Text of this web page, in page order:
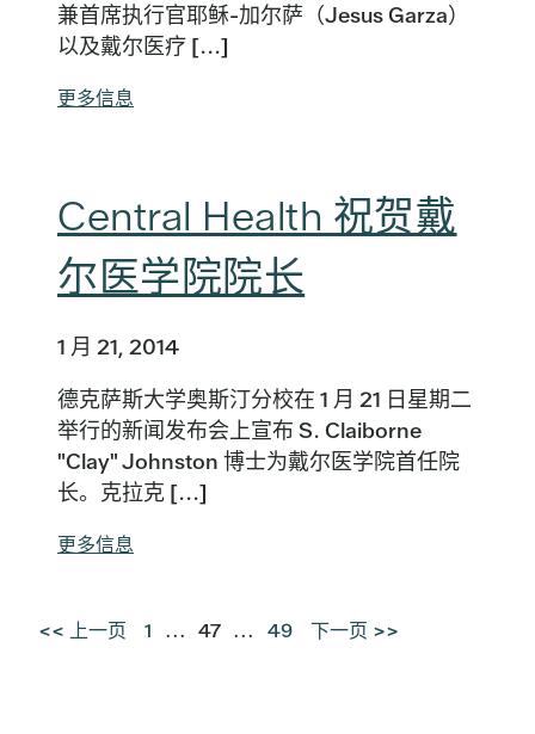
兼首席执行官耶稣-加尔萨（Jesus Garza）
以及戴尔医疗 [...]
更多信息
Central Health 祝贺戴
尔医学院院长
1 月 21, 2014
德克萨斯大学奥斯汀分校在 1 月 21 日星期二
举行的新闻发布会上宣布 S. Claiborne
"Clay" Johnston 博士为戴尔医学院首任院
长。克拉克 [...]
更多信息
<< 上一页 1 ... 47 ... 49 下一页 >>